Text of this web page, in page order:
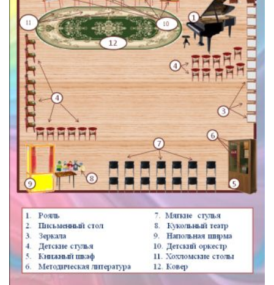
Деятельность
Контакты
Новости
Безопасность
Охрана труда